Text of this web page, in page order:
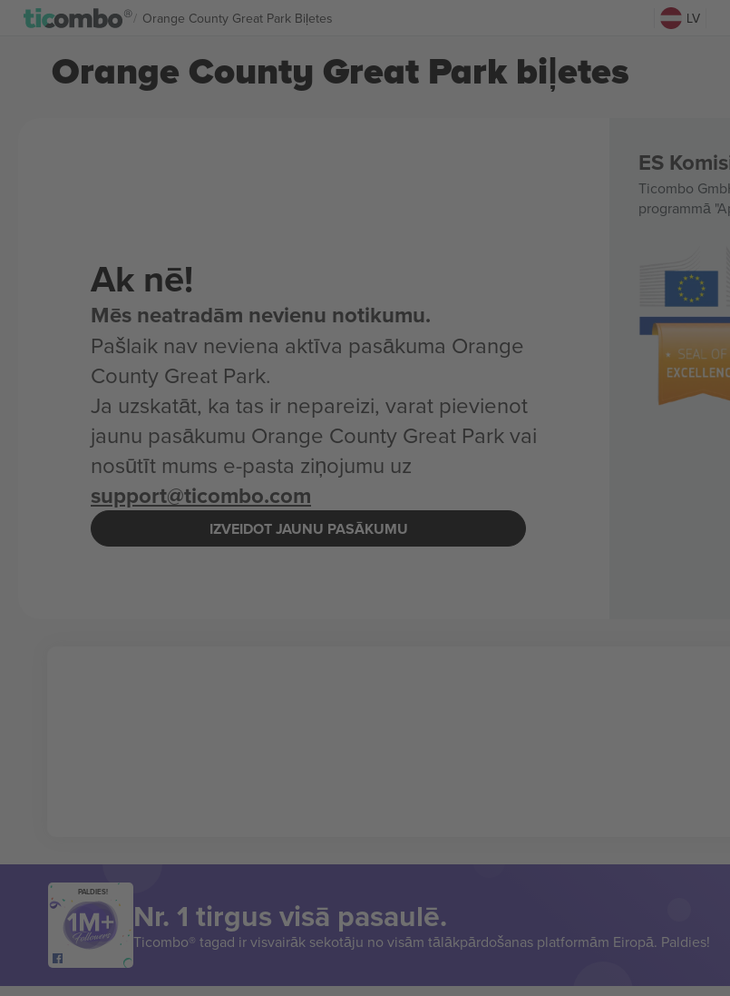
Orange County Great Park Biļetes LV
Orange County Great Park biļetes
Ak nē!
Mēs neatradām nevienu notikumu.
Pašlaik nav neviena aktīva pasākuma Orange
County Great Park.
Ja uzskatāt, ka tas ir nepareizi, varat pievienot
jaunu pasākumu Orange County Great Park vai
nosūtīt mums e-pasta ziņojumu uz
support@ticombo.com
IZVEIDOT JAUNU PASĀKUMU
ES
Ticombo
programmā
PALDIES!
Nr. 1 tirgus visā pasaulē.
Ticombo® tagad ir visvairāk sekotāju no visām tālākpārdošanas platformām Eiropā. Paldies!